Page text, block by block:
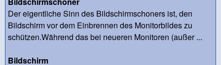
Der eigentliche Sinn des Bildschirmschoners ist, den
Bildschirm vor dem Einbrennen des Monitorbildes zu
schützen.Während das bei neueren Monitoren (außer ...
Bildschirm